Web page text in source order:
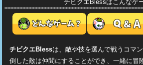
チビクエBlessはこんなゲ
チビクエBlessは、敵や技を選んで戦うコマン
倒した敵は仲間にすることができ、一緒に冒